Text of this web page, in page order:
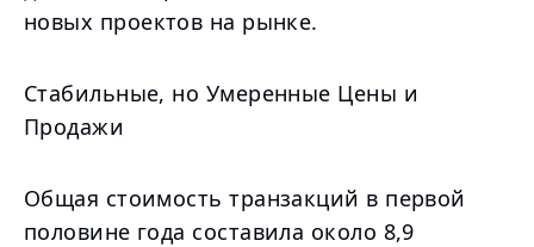
новых проектов на рынке.
Стабильные, но Умеренные Цены и
Продажи
Общая стоимость транзакций в первой
половине года составила около 8,9